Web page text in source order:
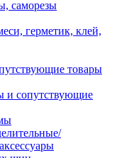
саморезы
герметик, клей,
товары
и сопутствующие